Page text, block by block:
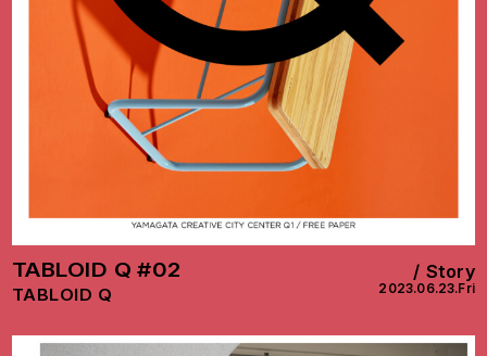
TABLOID Q #02
TABLOID Q
Story
2023.06.23.Fri